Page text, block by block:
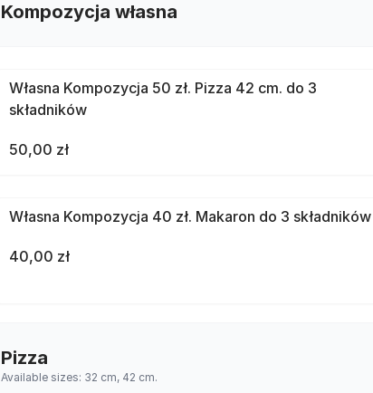
Kompozycja własna
Własna Kompozycja 50 zł. Pizza 42 cm. do 3
składników
50,00 zł
Własna Kompozycja 40 zł. Makaron do 3 składników
40,00 zł
Pizza
Available sizes: 32 cm, 42 cm.